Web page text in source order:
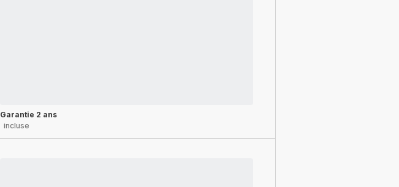
Garantie 2 ans
incluse